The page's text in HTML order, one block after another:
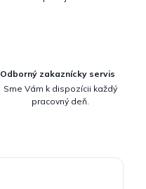
Odborný zakaznícky servis
Sme Vám k dispozícii každý
pracovný deň.